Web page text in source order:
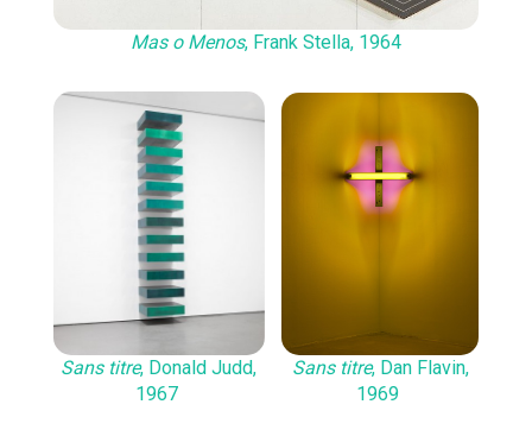
Mas o Menos, Frank Stella, 1964
Sans titre, Donald Judd,
1967
Sans titre, Dan Flavin,
1969